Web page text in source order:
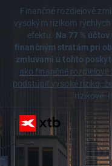
Finančné rozdielové
vysokým rizikom
efektu. Na 77 %
finančným stratám pri
zmluvami u tohto
ako finančné
podstúpiť vysoké riziko,
rizikové.